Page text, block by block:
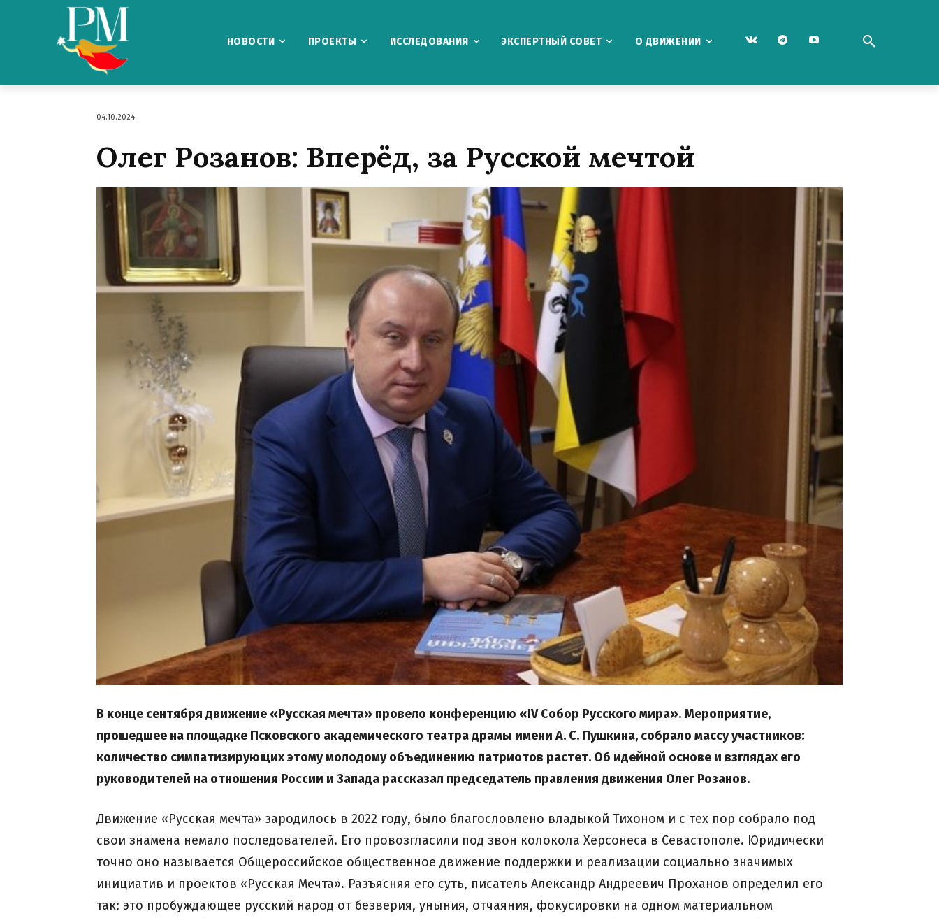
НОВОСТИ ПРОЕКТЫ ИССЛЕДОВАНИЯ ЭКСПЕРТНЫЙ СОВЕТ О ДВИЖЕНИИ
04.10.2024
Олег Розанов: Вперёд, за Русской мечтой
В конце сентября движение «Русская мечта» провело конференцию «IV Собор Русского мира». Мероприятие,
прошедшее на площадке Псковского академического театра драмы имени А. С. Пушкина, собрало массу участников:
количество симпатизирующих этому молодому объединению патриотов растет. Об идейной основе и взглядах его
руководителей на отношения России и Запада рассказал председатель правления движения Олег Розанов.
Движение «Русская мечта» зародилось в 2022 году, было благословлено владыкой Тихоном и с тех пор собрало под
свои знамена немало последователей. Его провозгласили под звон колокола Херсонеса в Севастополе. Юридически
точно оно называется Общероссийское общественное движение поддержки и реализации социально значимых
инициатив и проектов «Русская Мечта». Разъясняя его суть, писатель Александр Андреевич Проханов определил его
так: это пробуждающее русский народ от безверия, уныния, отчаяния, фокусировки на одном материальном